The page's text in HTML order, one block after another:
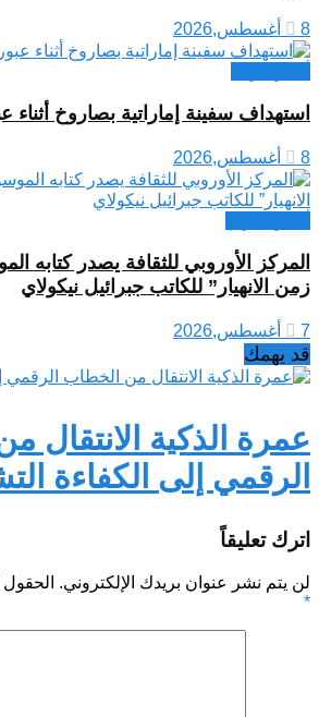
8 أغسطس,2026
استهداف سفينة إماراتية بصاروخ
8 أغسطس,2026
المركز الأوروبي للثقافة يصدر كتابه
زمن الانهيار” للكاتب جبرائيل نيكولاي
7 أغسطس,2026
قد يهمك
عمرة الذكية الانتقال
الرقمي إلى الكفاءة
اترك تعليقاً
لن يتم نشر عنوان بريدك الإلكتروني. الحقول
*